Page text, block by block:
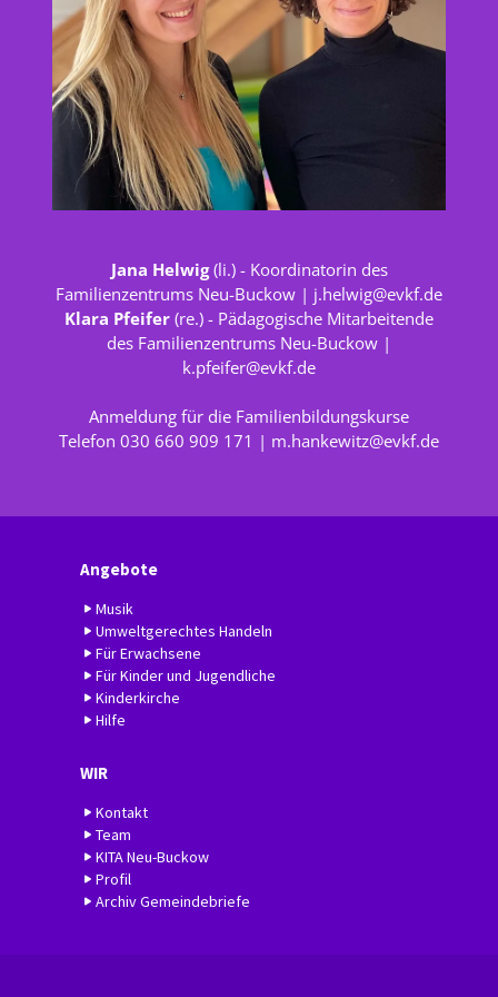
Jana Helwig(li.) - Koordinatorin des
Familienzentrums Neu-Buckow | j.helwig@evkf.de
Klara Pfeifer (re.) - Pädagogische Mitarbeitende
des Familienzentrums Neu-Buckow |
k.pfeifer@evkf.de
Anmeldung für die Familienbildungskurse
Telefon 030 660 909 171 | m.hankewitz@evkf.de
Angebote
Musik
Umweltgerechtes Handeln
Für Erwachsene
Für Kinder und Jugendliche
Kinderkirche
Hilfe
WIR
Kontakt
Team
KITA Neu-Buckow
Profil
Archiv Gemeindebriefe